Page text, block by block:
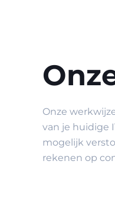
Onze
van je huidige
mogelijk
rekenen op